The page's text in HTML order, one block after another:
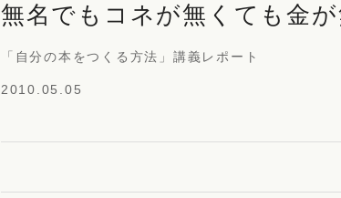
無名でもコネが無くても金
「自分の本をつくる方法」講義レポート
2010.05.05